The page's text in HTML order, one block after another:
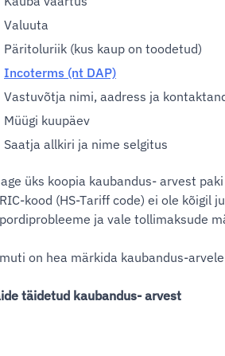
Valuuta
Päritoluriik (kus kaup on toodetud)
Incoterms (nt DAP)
Vastuvõtja nimi, aadress ja
Müügi kuupäev
Saatja allkiri ja nime selgitus
üks koopia kaubandus- arvest
kood (HS-Tariff code) ei ole
ja vale tollimaksude
on hea märkida kaubandus-
täidetud kaubandus- arvest